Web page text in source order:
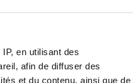
en utilisant des
afin de diffuser des
et du contenu, ainsi que de